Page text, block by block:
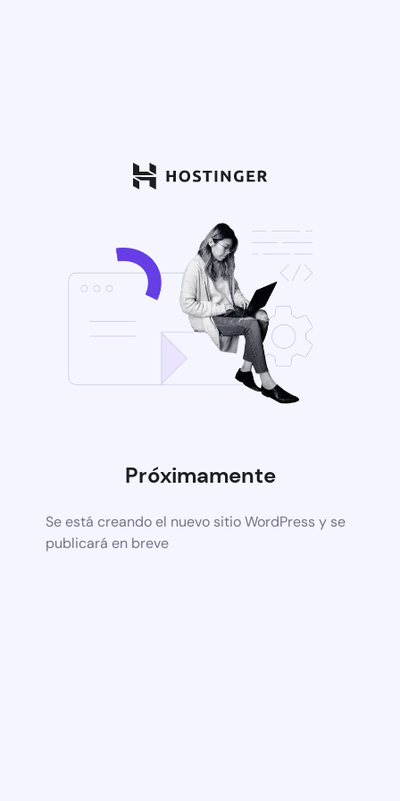
Próximamente
Se está creando el nuevo sitio WordPress y se
publicará en breve